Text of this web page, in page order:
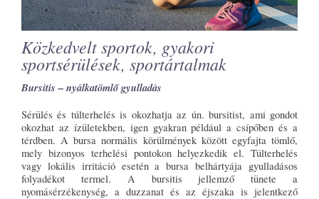
Közkedvelt sportok, gyakori
sportsérülések, sportártalmak
Bursitis – nyálkatömlő gyulladás
Sérülés és túlterhelés is okozhatja az ún. bursitist, ami gondot
okozhat az ízületekben, igen gyakran például a csípőben és a
térdben. A bursa normális körülmények között egyfajta tömlő,
mely bizonyos terhelési pontokon helyezkedik el. Túlterhelés
vagy lokális irritáció esetén a bursa belhártyája gyulladásos
folyadékot termel. A bursitis jellemző tünete a
nyomásérzékenység, a duzzanat és az éjszaka is jelentkező